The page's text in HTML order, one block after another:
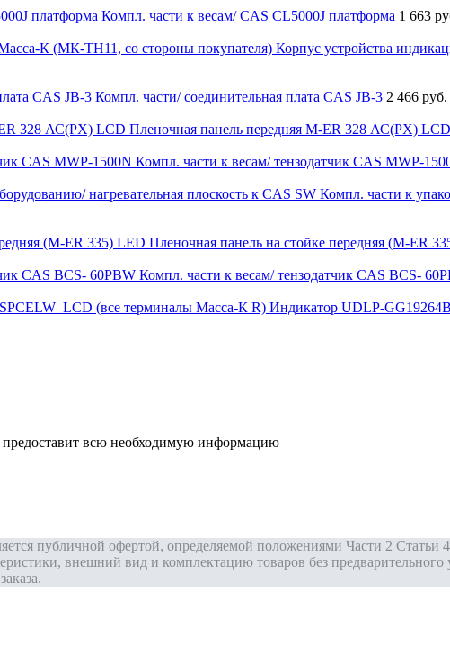
Компл. части к весам/ CAS CL5000J платформа 1 663
Корпус устройства
Компл. части/ соединительная плата CAS JB-3 2 466 руб.
Пленочная панель передняя M-ER 328 АС(PX) LCD
Компл. части к весам/ тензодатчик CAS MWP-
Компл. части к
Пленочная панель на стойке передняя (M-ER
Компл. части к весам/ тензодатчик CAS BCS-
Индикатор UDLP-
предоставит всю необходимую информацию
публичной офертой, определяемой положениями Части 2 Статьи
внешний вид и комплектацию товаров без